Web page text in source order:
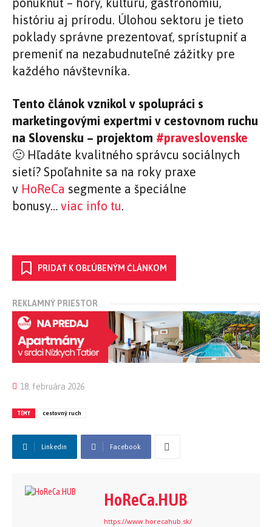
históriu aj prírodu. Úlohou sektoru je tieto
poklady správne prezentovať, sprístupniť a
premeniť na nezabudnuteľné zážitky pre
každého návštevníka.
Tento článok vznikol v spolupráci s
marketingovými expertmi v cestovnom ruchu
na Slovensku – projektom #praveslovenske
🙂 Hľadáte kvalitného správcu sociálnych
sietí? Spoľahnite sa na roky praxe
v HoReCa segmente a špeciálne
bonusy… viac info tu.
PRIDAŤ K OBĽÚBENÝM ČLÁNKOM
REKLAMNÝ PRIESTOR
18. februára 2026
TÉMY cestovný ruch
Linkedin Facebook
HoReCa.HUB
https://www.horecahub.sk/